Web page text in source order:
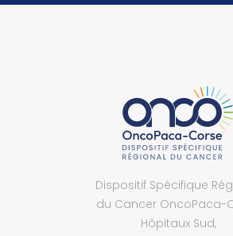
Dispositif Spécifique
du Cancer OncoPaca-
Hôpitaux Sud,